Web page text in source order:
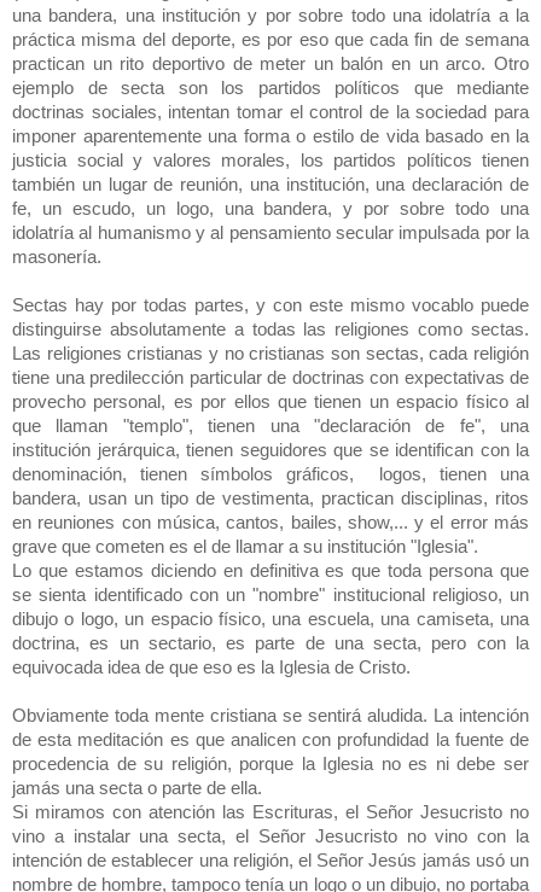
una bandera, una institución y por sobre todo una idolatría a la
práctica misma del deporte, es por eso que cada fin de semana
practican un rito deportivo de meter un balón en un arco. Otro
ejemplo de secta son los partidos políticos que mediante
doctrinas sociales, intentan tomar el control de la sociedad para
imponer aparentemente una forma o estilo de vida basado en la
justicia social y valores morales, los partidos políticos tienen
también un lugar de reunión, una institución, una declaración de
fe, un escudo, un logo, una bandera, y por sobre todo una
idolatría al humanismo y al pensamiento secular impulsada por la
masonería.
Sectas hay por todas partes, y con este mismo vocablo puede
distinguirse absolutamente a todas las religiones como sectas.
Las religiones cristianas y no cristianas son sectas, cada religión
tiene una predilección particular de doctrinas con expectativas de
provecho personal, es por ellos que tienen un espacio físico al
que llaman "templo", tienen una "declaración de fe", una
institución jerárquica, tienen seguidores que se identifican con la
denominación, tienen símbolos gráficos, logos, tienen una
bandera, usan un tipo de vestimenta, practican disciplinas, ritos
en reuniones con música, cantos, bailes, show,... y el error más
grave que cometen es el de llamar a su institución "Iglesia".
Lo que estamos diciendo en definitiva es que toda persona que
se sienta identificado con un "nombre" institucional religioso, un
dibujo o logo, un espacio físico, una escuela, una camiseta, una
doctrina, es un sectario, es parte de una secta, pero con la
equivocada idea de que eso es la Iglesia de Cristo.
Obviamente toda mente cristiana se sentirá aludida. La intención
de esta meditación es que analicen con profundidad la fuente de
procedencia de su religión, porque la Iglesia no es ni debe ser
jamás una secta o parte de ella.
Si miramos con atención las Escrituras, el Señor Jesucristo no
vino a instalar una secta, el Señor Jesucristo no vino con la
intención de establecer una religión, el Señor Jesús jamás usó un
nombre de hombre, tampoco tenía un logo o un dibujo, no portaba